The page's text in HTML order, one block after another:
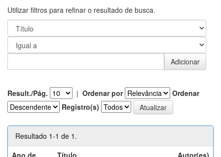
Utilizar filtros para refinar o resultado de busca.
Result./Pág. | Ordenar por
Ordenar
Registro(s)
Resultado 1-1 de 1.
Ano de
Título Autor(es)